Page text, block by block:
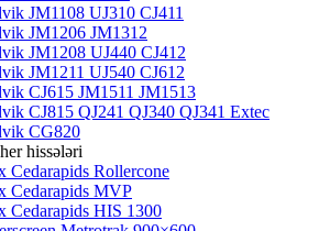
JM1108 UJ310 CJ411
JM1206 JM1312
JM1208 UJ440 CJ412
JM1211 UJ540 CJ612
CJ615 JM1511 JM1513
CJ815 QJ241 QJ340 QJ341 Extec
CG820
hissələri
Cedarapids Rollercone
Cedarapids MVP
Cedarapids HIS 1300